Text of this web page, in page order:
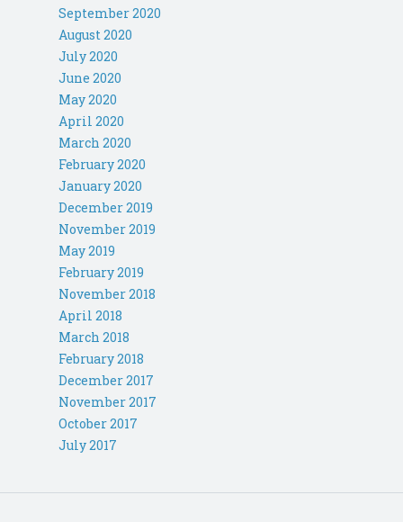
September 2020
August 2020
July 2020
June 2020
May 2020
April 2020
March 2020
February 2020
January 2020
December 2019
November 2019
May 2019
February 2019
November 2018
April 2018
March 2018
February 2018
December 2017
November 2017
October 2017
July 2017